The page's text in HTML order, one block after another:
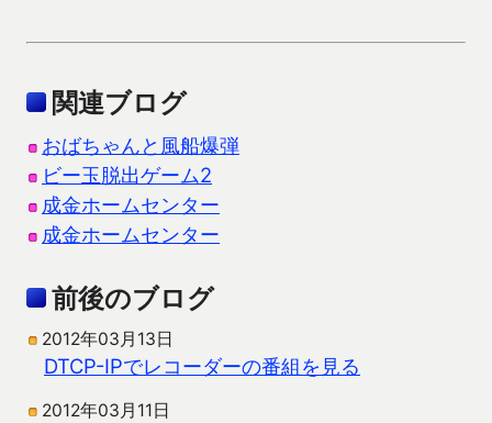
関連ブログ
おばちゃんと風船爆弾
ビー玉脱出ゲーム2
成金ホームセンター
成金ホームセンター
前後のブログ
2012年03月13日
DTCP-IPでレコーダーの番組を見る
2012年03月11日